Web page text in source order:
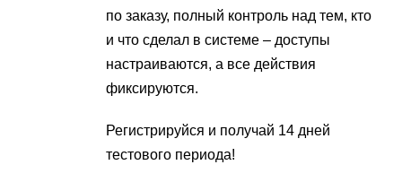
по заказу, полный контроль над тем, кто
и что сделал в системе – доступы
настраиваются, а все действия
фиксируются.
Регистрируйся и получай 14 дней
тестового периода!